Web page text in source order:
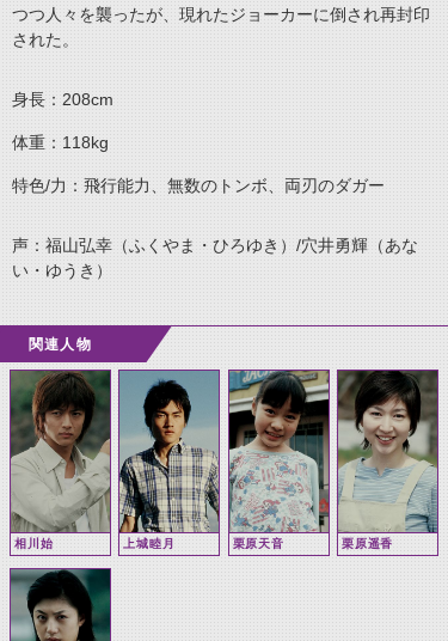
つつ人々を襲ったが、現れたジョーカーに倒され再封印
された。
身長： 208cm
体重： 118kg
特色/力：飛行能力、無数のトンボ、両刃のダガー
声：福山弘幸（ふくやま・ひろゆき） /穴井勇輝（あな
い・ゆうき）
関連人物
相川始 上城睦月 栗原天音 栗原遥香